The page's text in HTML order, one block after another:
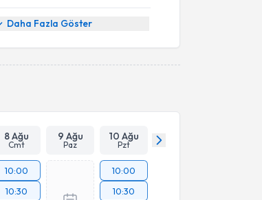
Daha Fazla Göster
8 Ağu
Cmt
9 Ağu
Paz
10 Ağu
Pzt
10:00
10:30
10:00
10:30